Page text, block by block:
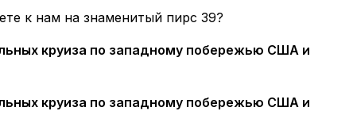
к нам на знаменитый пирс 39?